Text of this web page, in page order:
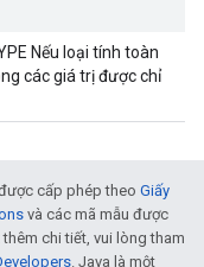
Nếu loại tính toàn
các giá trị được chỉ
cấp phép theo Giấy
và các mã mẫu được
chi tiết, vui lòng tham
. Java là một